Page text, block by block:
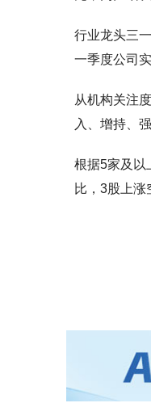
行业龙头三
一季度公司
从机构关注
入、增持、
根据5家及以
比，3股上涨